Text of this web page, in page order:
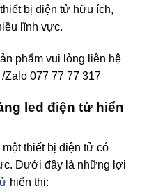
bị điện tử hữu ích,
lĩnh vực.
phẩm vui lòng liên hệ
Zalo 077 77 77 317
led điện tử hiển
thiết bị điện tử có
Dưới đây là những lợi
hiển thị: